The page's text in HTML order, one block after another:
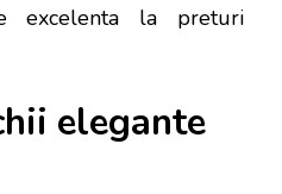
excelenta la preturi
elegante